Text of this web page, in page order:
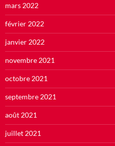
mars 2022
février 2022
janvier 2022
novembre 2021
octobre 2021
septembre 2021
août 2021
juillet 2021